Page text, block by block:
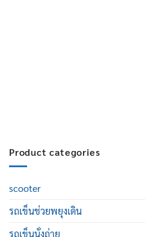
Product categories
scooter
รถเข็นช่วยพยุงเดิน
รถเข็นนั่งถ่าย